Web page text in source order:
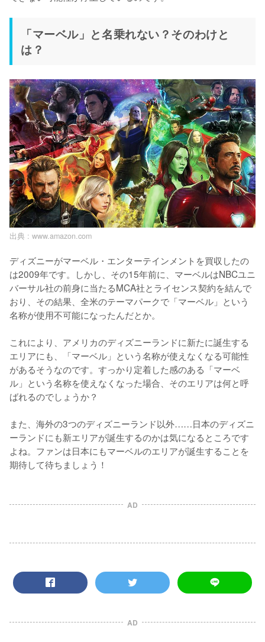
「マーベル」と名乗れない？そのわけと
は？
出典 : www.amazon.com
ディズニーがマーベル・エンターテインメントを買収したの
は2009年です。しかし、その15年前に、マーベルはNBCユニ
バーサル社の前身に当たるMCA社とライセンス契約を結んで
おり、その結果、全米のテーマパークで「マーベル」という
名称が使用不可能になったんだとか。
これにより、アメリカのディズニーランドに新たに誕生する
エリアにも、「マーベル」という名称が使えなくなる可能性
があるそうなのです。すっかり定着した感のある「マーベ
ル」という名称を使えなくなった場合、そのエリアは何と呼
ばれるのでしょうか？
また、海外の3つのディズニーランド以外……日本のディズニ
ーランドにも新エリアが誕生するのかは気になるところです
よね。ファンは日本にもマーベルのエリアが誕生することを
期待して待ちましょう！
AD
AD